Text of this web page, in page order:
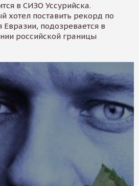
в СИЗО Уссурийска.
хотел поставить рекорд по
Евразии, подозревается в
российской границы